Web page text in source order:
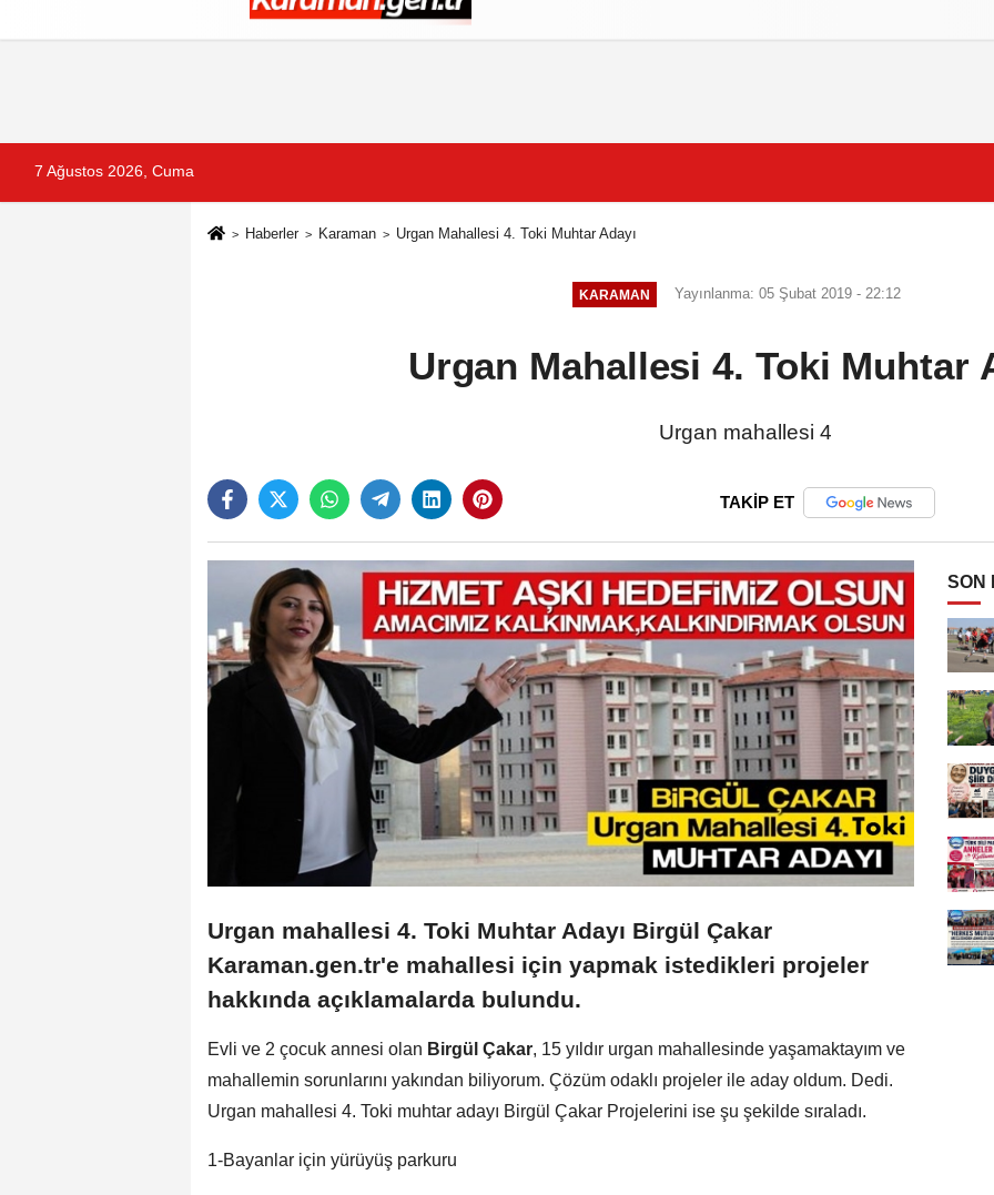
Künye İletişim Çerez Politikası
7 Ağustos 2026, Cuma
Haberler Karaman Urgan Mahallesi 4. Toki Muhtar Adayı
KARAMAN Yayınlanma: 05 Şubat 2019 - 22:12
Urgan Mahallesi 4. Toki Muhtar
Urgan mahallesi 4
TAKİP ET
Urgan mahallesi 4. Toki Muhtar Adayı Birgül Çakar
Karaman.gen.tr'e mahallesi için yapmak istedikleri projeler
hakkında açıklamalarda bulundu.
Evli ve 2 çocuk annesi olan Birgül Çakar, 15 yıldır urgan mahallesinde yaşamaktayım ve
mahallemin sorunlarını yakından biliyorum. Çözüm odaklı projeler ile aday oldum. Dedi.
Urgan mahallesi 4. Toki muhtar adayı Birgül Çakar Projelerini ise şu şekilde sıraladı.
1-Bayanlar için yürüyüş parkuru
SON